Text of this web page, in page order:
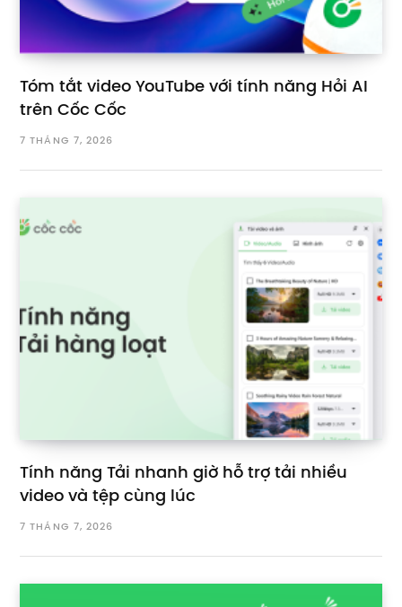
Tóm tắt video YouTube với tính năng Hỏi AI
trên Cốc Cốc
7 THÁNG 7, 2026
Tính năng Tải nhanh giờ hỗ trợ tải nhiều
video và tệp cùng lúc
7 THÁNG 7, 2026